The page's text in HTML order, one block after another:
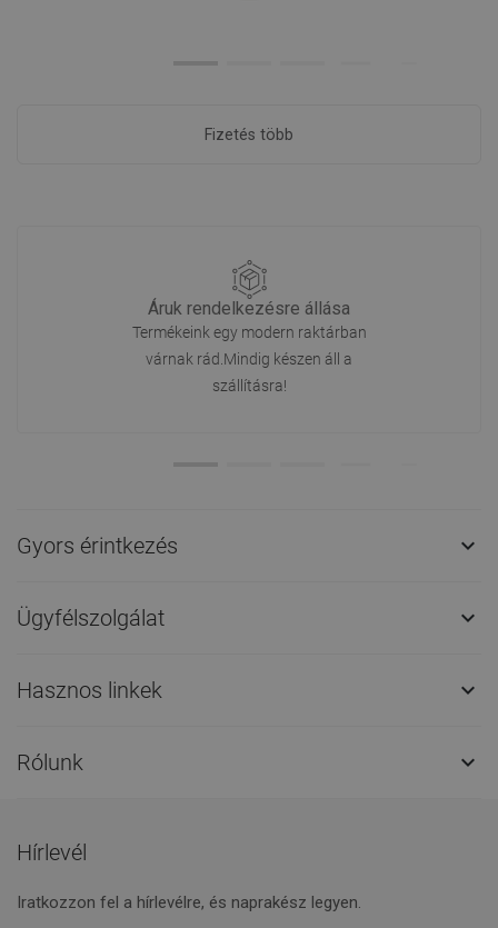
Fizetés több
Áruk rendelkezésre állása
Termékeink egy modern raktárban
várnak rád.Mindig készen áll a
szállításra!
Gyors érintkezés 
Ügyfélszolgálat 
Hasznos linkek 
Rólunk 
Hírlevél
Iratkozzon fel a hírlevélre, és naprakész legyen.